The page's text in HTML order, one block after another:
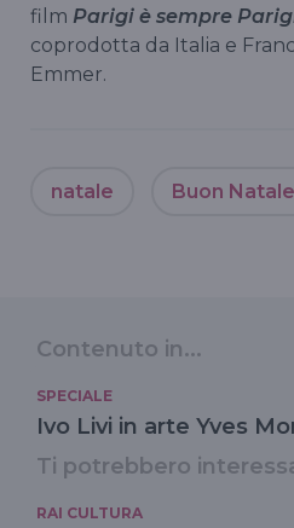
film Parigi è sempre
coprodotta da Italia e
Emmer.
natale Buon
Contenuto in...
SPECIALE
Ivo Livi in arte Yves
Ti potrebbero
RAI CULTURA